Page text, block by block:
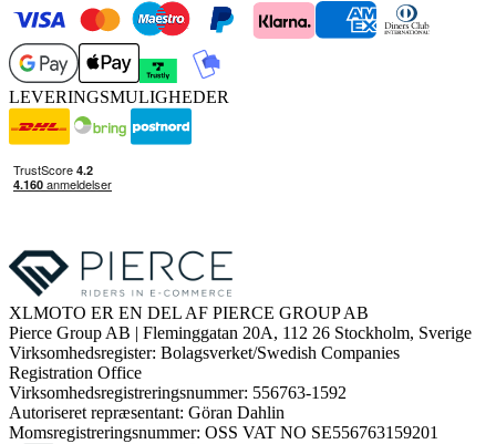
LEVERINGSMULIGHEDER
XLMOTO ER EN DEL AF PIERCE GROUP AB
Pierce Group AB | Fleminggatan 20A, 112 26 Stockholm, Sverige
Virksomhedsregister: Bolagsverket/Swedish Companies
Registration Office
Virksomhedsregistreringsnummer: 556763-1592
Autoriseret repræsentant: Göran Dahlin
Momsregistreringsnummer: OSS VAT NO SE556763159201